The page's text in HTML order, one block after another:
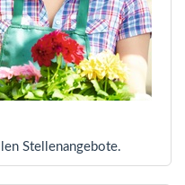
Stellenangebote.